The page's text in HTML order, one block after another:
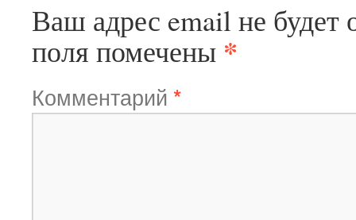
Ваш адрес email не будет
поля помечены *
Комментарий *